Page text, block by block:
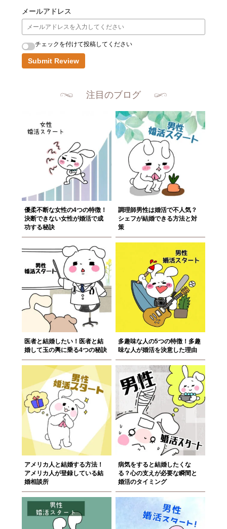
メールアドレス
チェックを付けて投稿してください
Submit Review
注目のブログ
優柔不断な女性の4つの特徴！
決断できない女性が婚活で成
功する秘訣
調理師男性は婚活で不人気？
シェフが結婚できる方法と対
策
医者と結婚したい！医者と結
婚して玉の輿に乗る4つの秘訣
多趣味な人の5つの特徴！多趣
味な人が婚活を決意した理由
アメリカ人と結婚する方法！
アメリカ人が登録している結
婚相談所
病気をすると結婚したくな
る？心の支えが必要な瞬間と
婚活のタイミング